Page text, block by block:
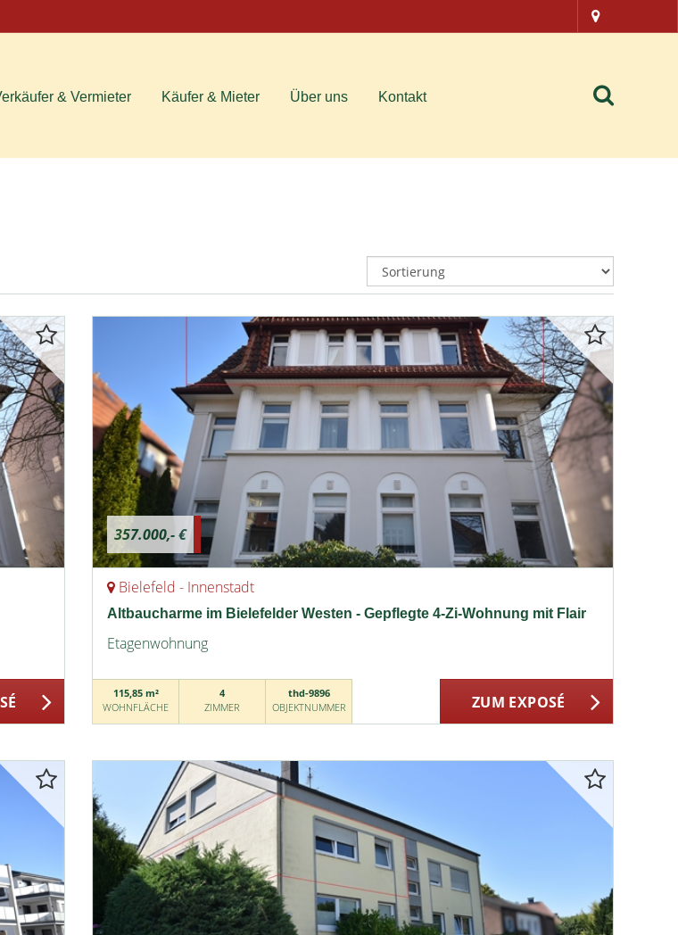
& Vermieter Käufer & Mieter Über uns Kontakt
357.000,- €
Bielefeld - Innenstadt
Altbaucharme im Bielefelder Westen - Gepflegte 4-Zi-Wohnung mit Flair
Etagenwohnung
115,85 m²
WOHNFLÄCHE
4
ZIMMER
thd-9896
OBJEKTNUMMER
ZUM EXPOSÉ